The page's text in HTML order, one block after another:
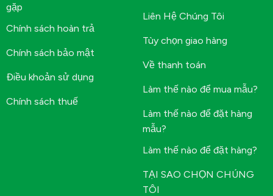
gặp
Chính sách hoàn trả
Chính sách bảo mật
Điều khoản sử dụng
Chính sách thuế
Liên Hệ Chúng Tôi
Tùy chọn giao hàng
Về thanh toán
Làm thế nào để mua mẫu?
Làm thế nào để đặt hàng
mẫu?
Làm thế nào để đặt hàng?
TẠI SAO CHỌN CHÚNG
TÔI